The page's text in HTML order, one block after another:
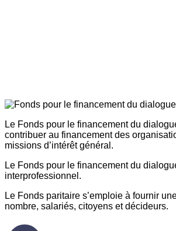
Le Fonds pour le financement du
contribuer au financement des
missions d’intérêt général.
Le Fonds pour le financement du
interprofessionnel.
Le Fonds paritaire s’emploie à fournir
nombre, salariés, citoyens et décideurs.